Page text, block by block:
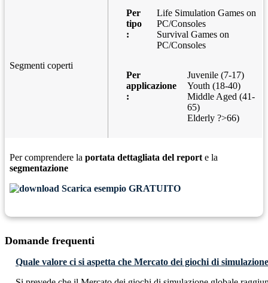
Segmenti coperti
Per
tipo
:
Life Simulation Games on
PC/Consoles
Survival Games on
PC/Consoles
Per
applicazione
:
Juvenile (7-17)
Youth (18-40)
Middle Aged (41-
65)
Elderly ?>66)
Per comprendere la portata dettagliata del report e la
segmentazione
Scarica esempio GRATUITO
Domande frequenti
Quale valore ci si aspetta che Mercato dei giochi di